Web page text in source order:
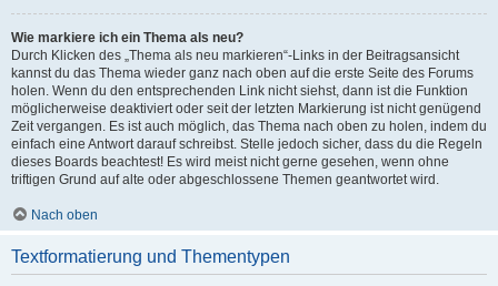
Wie markiere ich ein Thema als neu?
Durch Klicken des „Thema als neu markieren“-Links in der Beitragsansicht
kannst du das Thema wieder ganz nach oben auf die erste Seite des Forums
holen. Wenn du den entsprechenden Link nicht siehst, dann ist die Funktion
möglicherweise deaktiviert oder seit der letzten Markierung ist nicht genügend
Zeit vergangen. Es ist auch möglich, das Thema nach oben zu holen, indem du
einfach eine Antwort darauf schreibst. Stelle jedoch sicher, dass du die Regeln
dieses Boards beachtest! Es wird meist nicht gerne gesehen, wenn ohne
triftigen Grund auf alte oder abgeschlossene Themen geantwortet wird.
Nach oben
Textformatierung und Thementypen